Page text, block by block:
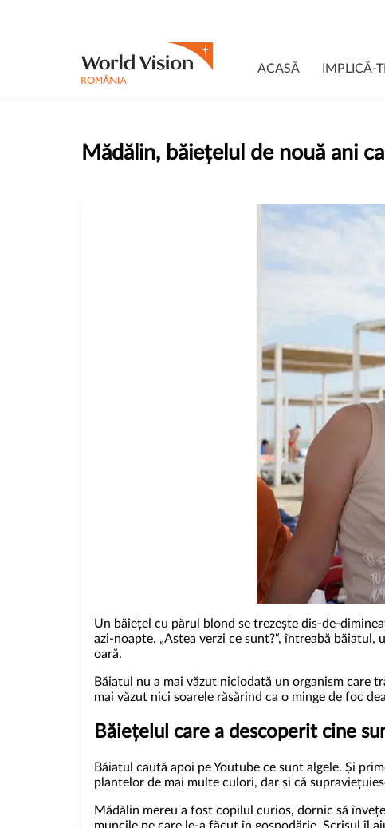
ACASĂ IMPLICĂ-
Mădălin, băiețelul de nouă ani
Un băiețel cu părul blond se trezește dis-de-
azi-noapte. „Astea verzi ce sunt?“, întreabă
oară.
Băiatul nu a mai văzut niciodată un organism care
mai văzut nici soarele răsărind ca o minge de foc
Băiețelul care a descoperit cine
Băiatul caută apoi pe Youtube ce sunt algele. Și
plantelor de mai multe culori, dar și că
Mădălin mereu a fost copilul curios, dornic să